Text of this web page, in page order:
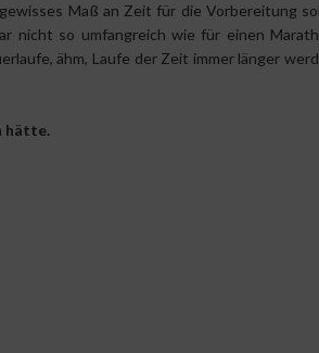
Maß an Zeit für die Vorbereitung
nicht so umfangreich wie für einen
ähm, Laufe der Zeit immer länger
hätte.